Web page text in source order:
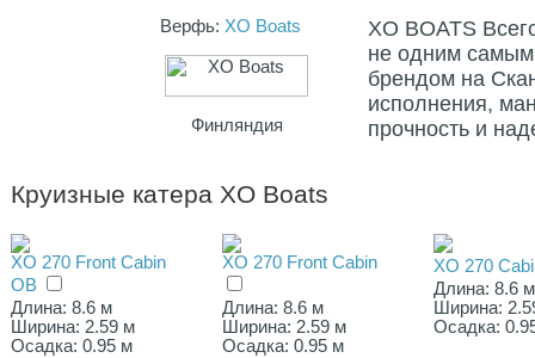
Верфь: XO Boats
Финляндия
XO BOATS
не одним
брендом на
исполнения,
прочность и
Круизные катера XO Boats
XO 270 Front Cabin
OB
Длина: 8.6 м
Ширина: 2.59 м
Осадка: 0.95 м
XO 270 Front Cabin
Длина: 8.6 м
Ширина: 2.59 м
Осадка: 0.95 м
XO 270
Длина: 8.6 м
Ширина:
Осадка: